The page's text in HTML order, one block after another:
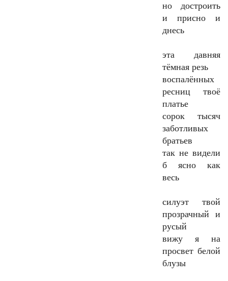
но достроить
и присно и
днесь
эта давняя
тёмная резь
воспалённых
ресниц твоё
платье
сорок тысяч
заботливых
братьев
так не видели
б ясно как
весь
силуэт твой
прозрачный и
русый
вижу я на
просвет белой
блузы